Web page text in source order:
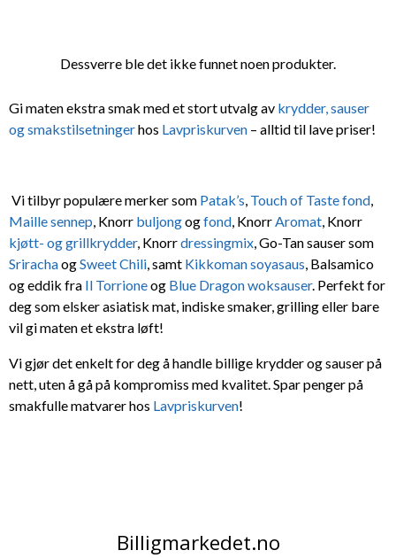
Dessverre ble det ikke funnet noen produkter.
Gi maten ekstra smak med et stort utvalg av krydder, sauser
og smakstilsetningerhos Lavpriskurven – alltid til lave priser!
Vi tilbyr populære merker som Patak’s Touch of Taste fond
Maille sennep , Knorr buljongogfond , Knorr Aromat , Knorr
kjøtt- og grillkrydder, Knorrdressingmix , Go-Tan sauser som
SrirachaogSweet Chili , samt Kikkoman soyasaus , Balsamico
og eddik fra Il Torrioneog Blue Dragon woksauser. Perfekt for
deg som elsker asiatisk mat, indiske smaker, grilling eller bare
vil gi maten et ekstra løft!
Vi gjør det enkelt for deg å handle billige krydder og sauser på
nett, uten å gå på kompromiss med kvalitet. Spar penger på
smakfulle matvarer hos Lavpriskurven!
Billigmarkedet.no